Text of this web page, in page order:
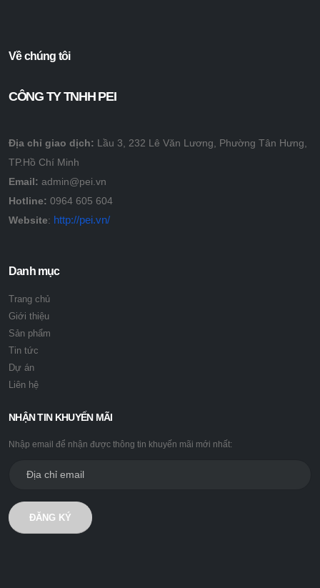
Về chúng tôi
CÔNG TY TNHH PEI
Địa chỉ giao dịch: Lầu 3, 232 Lê Văn Lương, Phường Tân Hưng,
TP.Hồ Chí Minh
Email: admin@pei.vn
Hotline: 0964 605 604
Website: http://pei.vn/
Danh mục
Trang chủ
Giới thiệu
Sản phẩm
Tin tức
Dự án
Liên hệ
NHẬN TIN KHUYẾN MÃI
Nhập email để nhận được thông tin khuyến mãi mới nhất:
ĐĂNG KÝ